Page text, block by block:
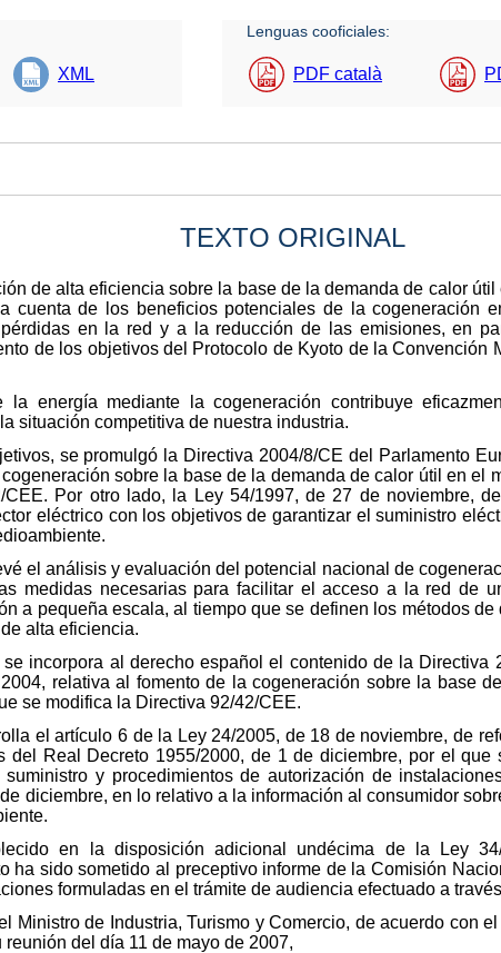
XML
Lenguas cooficiales:
PDF català
TEXTO ORIGINAL
de alta eficiencia sobre la base de la demanda de calor
cuenta de los beneficios potenciales de la cogeneración
en la red y a la reducción de las emisiones, en
de los objetivos del Protocolo de Kyoto de la Convención
energía mediante la cogeneración contribuye
situación competitiva de nuestra industria.
se promulgó la Directiva 2004/8/CE del Parlamento
sobre la base de la demanda de calor útil en el
Por otro lado, la Ley 54/1997, de 27 de noviembre,
eléctrico con los objetivos de garantizar el suministro
el análisis y evaluación del potencial nacional de
medidas necesarias para facilitar el acceso a la red de
a pequeña escala, al tiempo que se definen los métodos
alta eficiencia.
incorpora al derecho español el contenido de la Directiva
relativa al fomento de la cogeneración sobre la base
se modifica la Directiva 92/42/CEE.
el artículo 6 de la Ley 24/2005, de 18 de noviembre, de
del Real Decreto 1955/2000, de 1 de diciembre, por el que
y procedimientos de autorización de
diciembre, en lo relativo a la información al consumidor
en la disposición adicional undécima de la Ley
ha sido sometido al preceptivo informe de la Comisión
formuladas en el trámite de audiencia efectuado a
Ministro de Industria, Turismo y Comercio, de acuerdo con
del día 11 de mayo de 2007,